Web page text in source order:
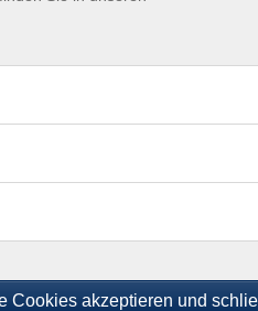
Cookies akzeptieren und